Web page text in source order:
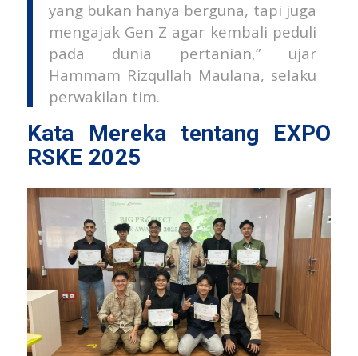
yang bukan hanya berguna, tapi juga
mengajak Gen Z agar kembali peduli
pada dunia pertanian,” ujar
Hammam Rizqullah Maulana, selaku
perwakilan tim.
Kata Mereka tentang EXPO
RSKE 2025